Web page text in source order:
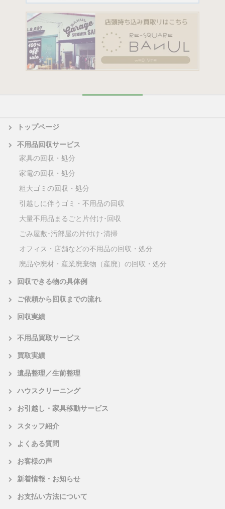
トップページ
不用品回収サービス
家具の回収・処分
家電の回収・処分
粗大ゴミの回収・処分
引越しに伴うゴミ・不用品の回収
大量不用品まるごと片付け･回収
ごみ屋敷･汚部屋の片付け･清掃
オフィス・店舗などの不用品の回収・処分
廃品や廃材・産業廃棄物（産廃）の回収・処分
回収できる物の具体例
ご依頼から回収までの流れ
回収実績
不用品買取サービス
買取実績
遺品整理／生前整理
ハウスクリーニング
お引越し・家具移動サービス
スタッフ紹介
よくある質問
お客様の声
新着情報・お知らせ
お支払い方法について